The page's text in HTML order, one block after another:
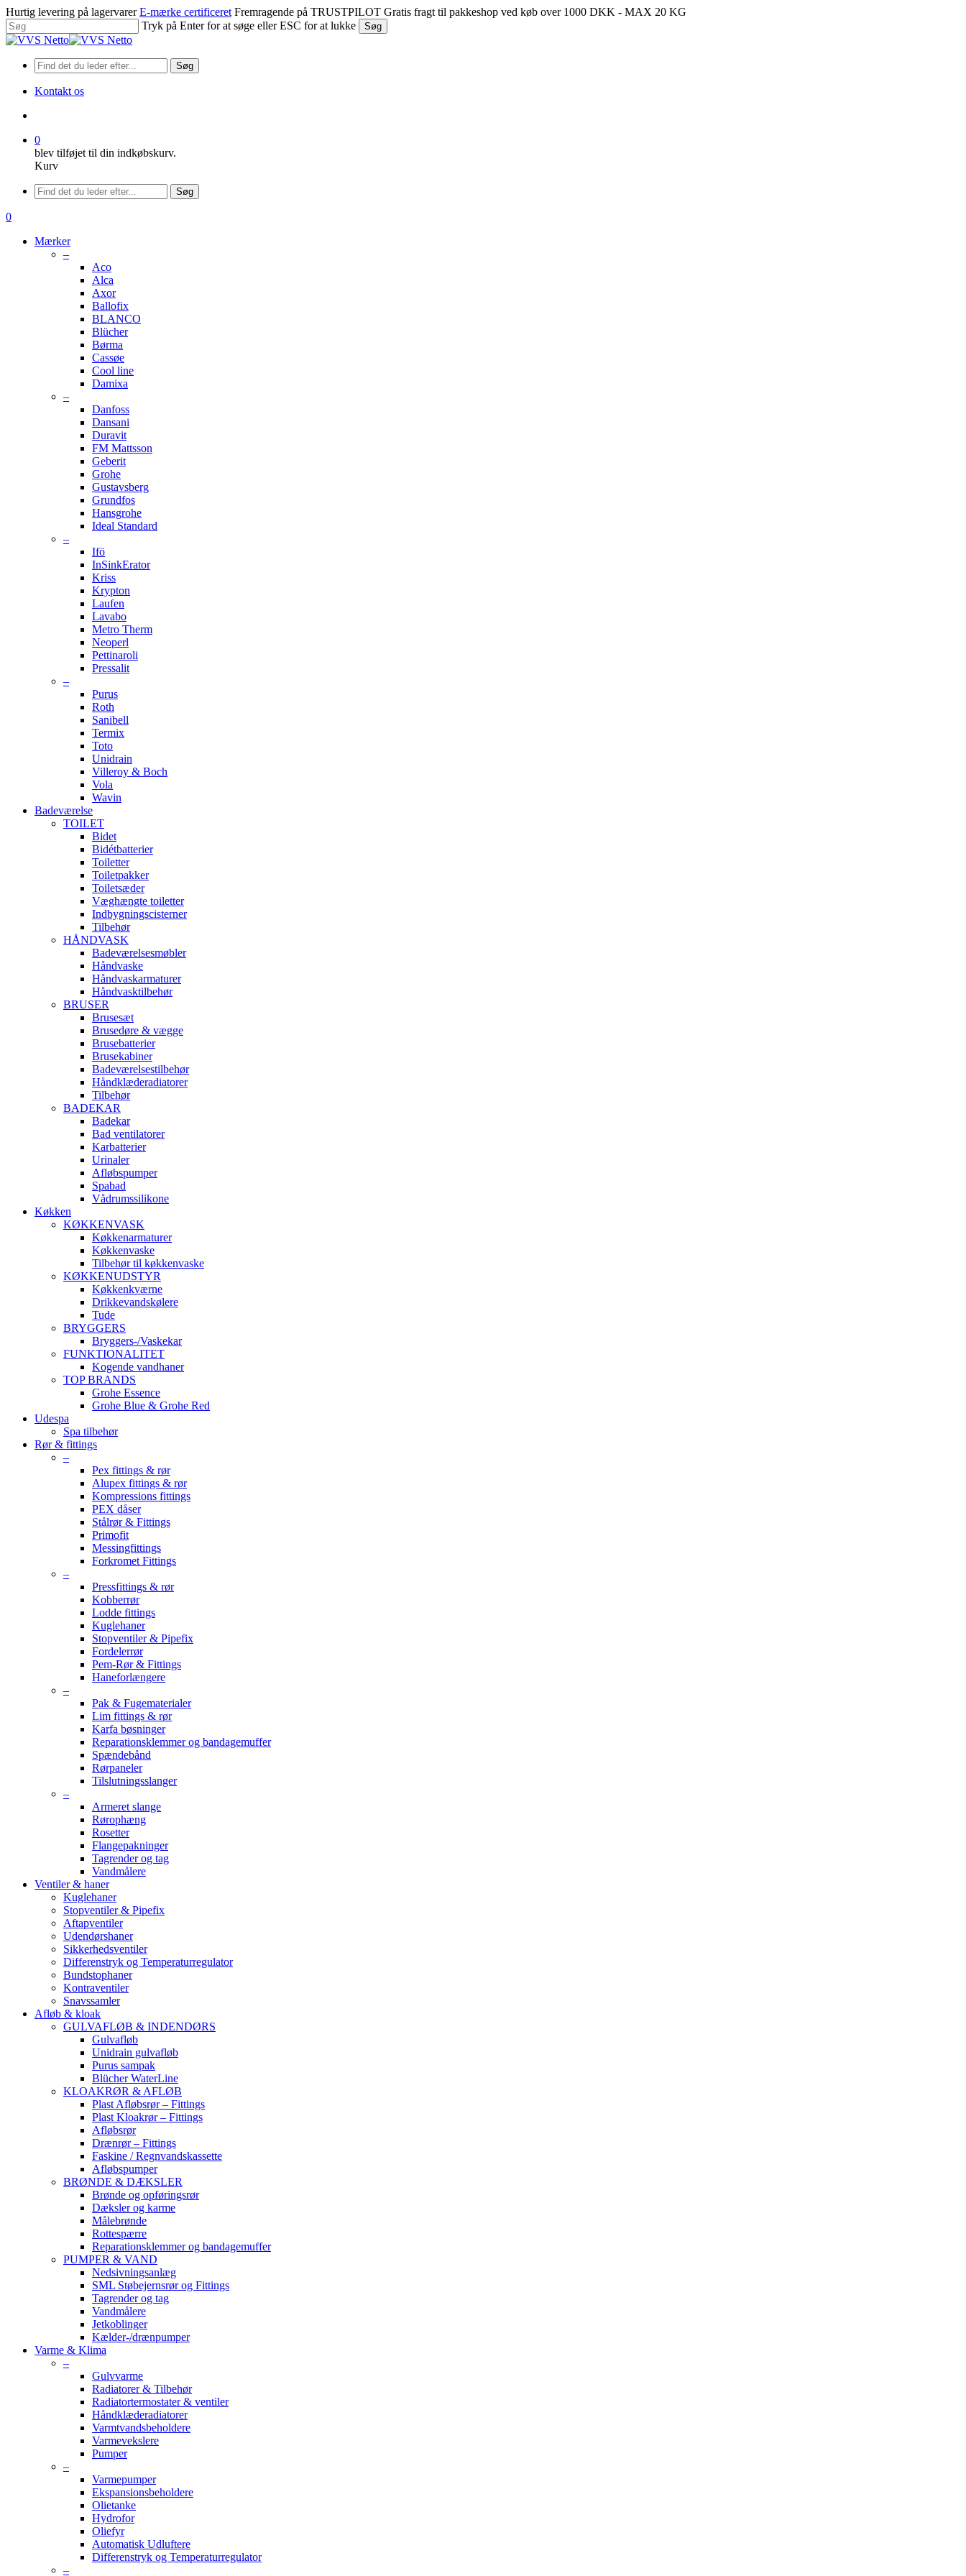
Spring
til
hovedindhold
Hurtig levering på lagervarer E-mærke certificeret Fremragende på TRUSTPILOT Gratis fragt til pakkeshop ved køb over 1000 DKK - MAX 20 KG
Tryk på Enter for at søge eller ESC for at lukke
Søg
Luk
Søg
Kontakt os
0
blev tilføjet til din indkøbskurv.
Kurv
Menu
Søg
søge
0
Mærker
–
Aco
Alca
Axor
Ballofix
BLANCO
Blücher
Børma
Cassøe
Cool line
Damixa
–
Danfoss
Dansani
Duravit
FM Mattsson
Geberit
Grohe
Gustavsberg
Grundfos
Hansgrohe
Ideal Standard
–
Ifö
InSinkErator
Kriss
Krypton
Laufen
Lavabo
Metro Therm
Neoperl
Pettinaroli
Pressalit
–
Purus
Roth
Sanibell
Termix
Toto
Unidrain
Villeroy & Boch
Vola
Wavin
Badeværelse
TOILET
Bidet
Bidétbatterier
Toiletter
Toiletpakker
Toiletsæder
Væghængte toiletter
Indbygningscisterner
Tilbehør
HÅNDVASK
Badeværelsesmøbler
Håndvaske
Håndvaskarmaturer
Håndvasktilbehør
BRUSER
Brusesæt
Brusedøre & vægge
Brusebatterier
Brusekabiner
Badeværelsestilbehør
Håndklæderadiatorer
Tilbehør
BADEKAR
Badekar
Bad ventilatorer
Karbatterier
Urinaler
Afløbspumper
Spabad
Vådrumssilikone
Køkken
KØKKENVASK
Køkkenarmaturer
Køkkenvaske
Tilbehør til køkkenvaske
KØKKENUDSTYR
Køkkenkværne
Drikkevandskølere
Tude
BRYGGERS
Bryggers-/Vaskekar
FUNKTIONALITET
Kogende vandhaner
TOP BRANDS
Grohe Essence
Grohe Blue & Grohe Red
Udespa
Spa tilbehør
Rør & fittings
–
Pex fittings & rør
Alupex fittings & rør
Kompressions fittings
PEX dåser
Stålrør & Fittings
Primofit
Messingfittings
Forkromet Fittings
–
Pressfittings & rør
Kobberrør
Lodde fittings
Kuglehaner
Stopventiler & Pipefix
Fordelerrør
Pem-Rør & Fittings
Haneforlængere
–
Pak & Fugematerialer
Lim fittings & rør
Karfa bøsninger
Reparationsklemmer og bandagemuffer
Spændebånd
Rørpaneler
Tilslutningsslanger
–
Armeret slange
Rørophæng
Rosetter
Flangepakninger
Tagrender og tag
Vandmålere
Ventiler & haner
Kuglehaner
Stopventiler & Pipefix
Aftapventiler
Udendørshaner
Sikkerhedsventiler
Differenstryk og Temperaturregulator
Bundstophaner
Kontraventiler
Snavssamler
Afløb & kloak
GULVAFLØB & INDENDØRS
Gulvafløb
Unidrain gulvafløb
Purus sampak
Blücher WaterLine
KLOAKRØR & AFLØB
Plast Afløbsrør – Fittings
Plast Kloakrør – Fittings
Afløbsrør
Drænrør – Fittings
Faskine / Regnvandskassette
Afløbspumper
BRØNDE & DÆKSLER
Brønde og opføringsrør
Dæksler og karme
Målebrønde
Rottespærre
Reparationsklemmer og bandagemuffer
PUMPER & VAND
Nedsivningsanlæg
SML Støbejernsrør og Fittings
Tagrender og tag
Vandmålere
Jetkoblinger
Kælder-/drænpumper
Varme & Klima
–
Gulvvarme
Radiatorer & Tilbehør
Radiatortermostater & ventiler
Håndklæderadiatorer
Varmtvandsbeholdere
Varmevekslere
Pumper
–
Varmepumper
Ekspansionsbeholdere
Olietanke
Hydrofor
Oliefyr
Automatisk Udluftere
Differenstryk og Temperaturregulator
–